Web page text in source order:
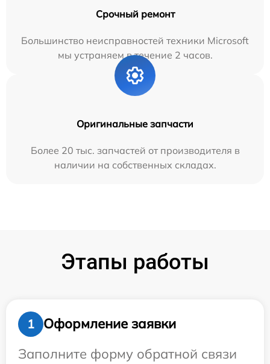
Срочный ремонт
Большинство неисправностей техники Microsoft
мы устраняем в течение 2 часов.
Оригинальные запчасти
Более 20 тыс. запчастей от производителя в
наличии на собственных складах.
Этапы работы
1
Оформление заявки
Заполните форму обратной связи